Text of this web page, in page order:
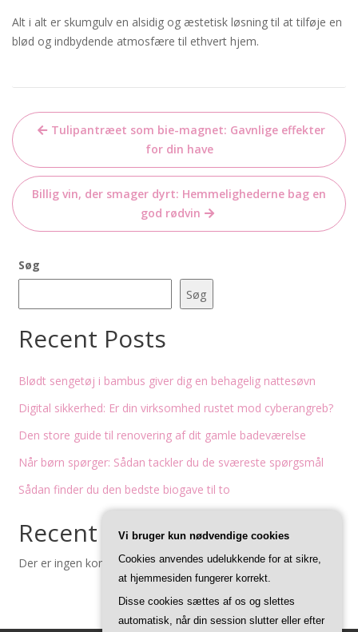
Alt i alt er skumgulv en alsidig og æstetisk løsning til at tilføje en
blød og indbydende atmosfære til ethvert hjem.
Indlægsnavigation
Tulipantræet som bie-magnet: Gavnlige effekter
for din have
Billig vin, der smager dyrt: Hemmelighederne bag en
god rødvin
Søg
Søg
Recent Posts
Blødt sengetøj i bambus giver dig en behagelig nattesøvn
Digital sikkerhed: Er din virksomhed rustet mod cyberangreb?
Den store guide til renovering af dit gamle badeværelse
Når børn spørger: Sådan tackler du de sværeste spørgsmål
Sådan finder du den bedste biogave til to
Recent Comments
Der er ingen kommentarer at vise.
Vi bruger kun nødvendige cookies
Cookies anvendes udelukkende for at sikre,
at hjemmesiden fungerer korrekt.
Disse cookies sættes af os og slettes
automatisk, når din session slutter eller efter